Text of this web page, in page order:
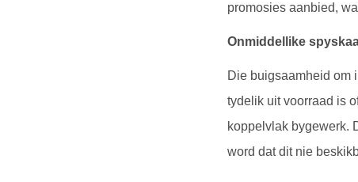
promosies aanbied,
Onmiddellike
Die buigsaamheid om
tydelik uit voorraad is
koppelvlak bygewerk.
word dat dit nie